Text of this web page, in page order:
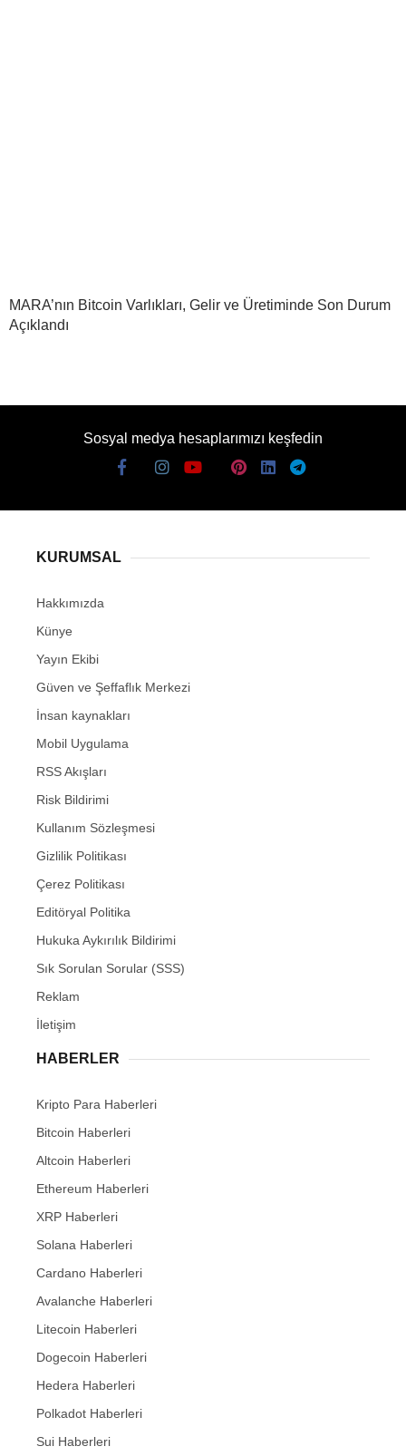
MARA’nın Bitcoin Varlıkları, Gelir ve Üretiminde Son Durum
Açıklandı
Sosyal medya hesaplarımızı keşfedin
KURUMSAL
Hakkımızda
Künye
Yayın Ekibi
Güven ve Şeffaflık Merkezi
İnsan kaynakları
Mobil Uygulama
RSS Akışları
Risk Bildirimi
Kullanım Sözleşmesi
Gizlilik Politikası
Çerez Politikası
Editöryal Politika
Hukuka Aykırılık Bildirimi
Sık Sorulan Sorular (SSS)
Reklam
İletişim
HABERLER
Kripto Para Haberleri
Bitcoin Haberleri
Altcoin Haberleri
Ethereum Haberleri
XRP Haberleri
Solana Haberleri
Cardano Haberleri
Avalanche Haberleri
Litecoin Haberleri
Dogecoin Haberleri
Hedera Haberleri
Polkadot Haberleri
Sui Haberleri